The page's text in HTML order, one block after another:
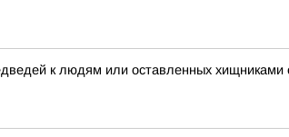
к людям или оставленных хищниками